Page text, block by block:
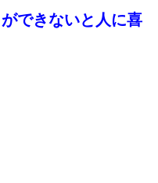
できないと人に喜